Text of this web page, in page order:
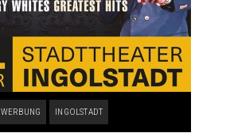
WERBUNG INGOLSTADT